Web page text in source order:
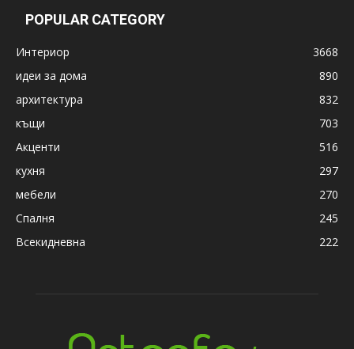
POPULAR CATEGORY
Интериор
3668
идеи за дома
890
архитектура
832
къщи
703
Акценти
516
кухня
297
мебели
270
Спалня
245
Всекидневна
222